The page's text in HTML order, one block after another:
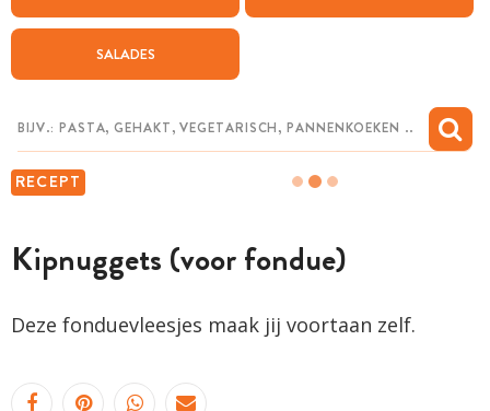
SALADES
RECEPT
Kipnuggets (voor fondue)
Deze fonduevleesjes maak jij voortaan zelf.
WEEKMENU
CHAT MET MAIA
MIJN BEWAARDE RECEPTEN